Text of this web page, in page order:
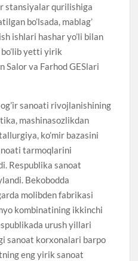
stansiyalar qurilishiga
bo’lsada, mablag’
ishlari hashar yo’li bilan
yetti yirik
Salor va Farhod GESlari
sanoati rivojlanishining
mashinasozlikdan
ko’mir bazasini
tarmoqlarini
Respublika sanoat
Bekobodda
molibden fabrikasi
kombinatining ikkinchi
urush yillari
sanoat korxonalari barpo
eng yirik sanoat